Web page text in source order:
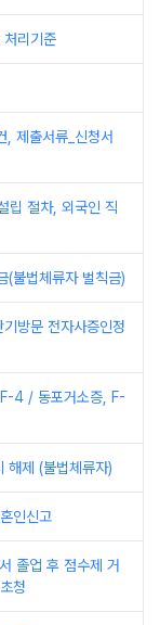
처리기준
제출서류_신청서
립 절차, 외국인 직
(불법체류자 벌칙금)
방문 전자사증인정
4 / 동포거소증, F-
해제 (불법체류자)
인신고
졸업 후 점수제 거
청